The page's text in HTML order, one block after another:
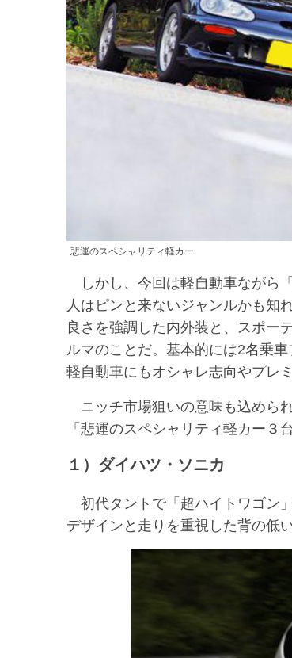
悲運のスペシャリティ軽カー
しかし、今回は軽自動車ながら
人はピンと来ないジャンルかも知
良さを強調した内外装と、スポー
ルマのことだ。基本的には2名乗
軽自動車にもオシャレ志向やプレ
ニッチ市場狙いの意味も込めら
「悲運のスペシャリティ軽カー３
１）ダイハツ・ソニカ
初代タントで「超ハイトワゴン
デザインと走りを重視した背の低